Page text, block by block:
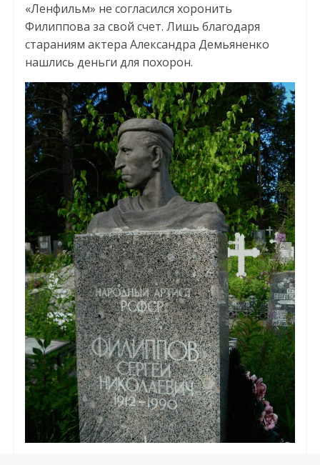
«Ленфильм» не согласился хоронить
Филиппова за свой счет. Лишь благодаря
стараниям актера Александра Демьяненко
нашлись деньги для похорон.